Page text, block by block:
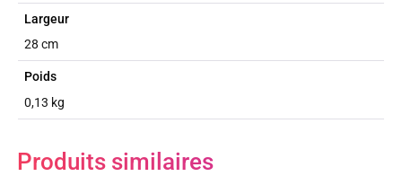
Largeur
28 cm
Poids
0,13 kg
Produits similaires